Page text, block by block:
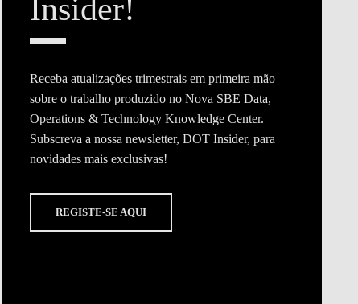
EDUCAÇÃO
Insider!
Receba atualizações trimestrais em primeira mão
sobre o trabalho produzido no Nova SBE Data,
Operations & Technology Knowledge Center.
Subscreva a nossa newsletter, DOT Insider, para
novidades mais exclusivas!
REGISTE-SE AQUI